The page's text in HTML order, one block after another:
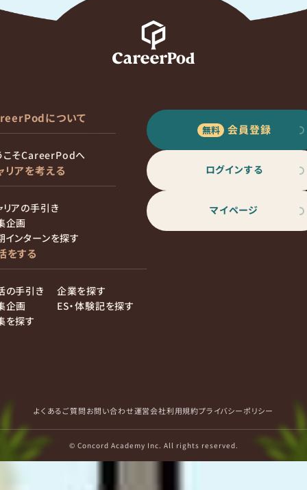
について
こそCareerPodへ
リアを考える
リアの手引き
企画
インターンを探す
をする
の手引き
企画
を探す
企業を探す
ES・体験記を探す
会員登録
ログインする
マイページ
よくあるご質問お問い合わせ運営会社利用規約プライバシーポリシー
© Concord Academy Inc. All rights reserved.